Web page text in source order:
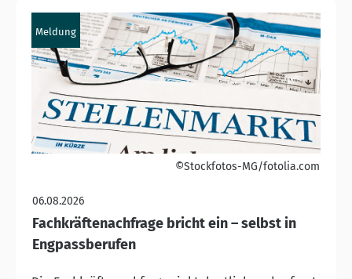
Meldung
©Stockfotos-MG/fotolia.com
06.08.2026
Fachkräftenachfrage bricht ein – selbst in
Engpassberufen